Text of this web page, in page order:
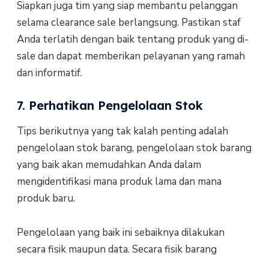
Siapkan juga tim yang siap membantu pelanggan
selama clearance sale berlangsung. Pastikan staf
Anda terlatih dengan baik tentang produk yang di-
sale dan dapat memberikan pelayanan yang ramah
dan informatif.
7. Perhatikan Pengelolaan Stok
Tips berikutnya yang tak kalah penting adalah
pengelolaan stok barang, pengelolaan stok barang
yang baik akan memudahkan Anda dalam
mengidentifikasi mana produk lama dan mana
produk baru.
Pengelolaan yang baik ini sebaiknya dilakukan
secara fisik maupun data. Secara fisik barang